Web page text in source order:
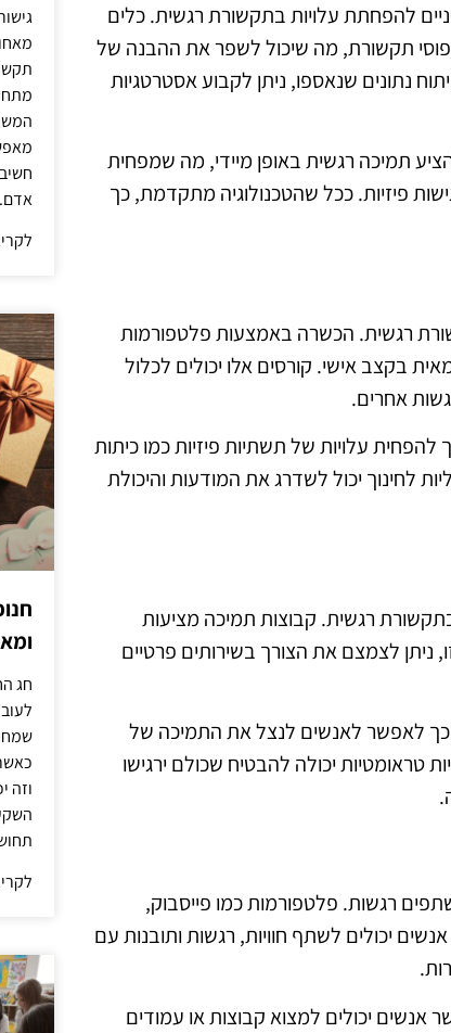
חדשניים להפחתת עלויות בתקשורת רגשית. כלים
תקשורת, מה שיכול לשפר את ההבנה של
נתונים שנאספו, ניתן לקבוע אסטרטגיות
תמיכה רגשית באופן מיידי, מה שמפחית
פיזיות. ככל שהטכנולוגיה מתקדמת, כך
רגשית. הכשרה באמצעות פלטפורמות
בקצב אישי. קורסים אלו יכולים לכלול
אחרים.
להפחית עלויות של תשתיות פיזיות כמו כיתות
לחינוך יכול לשדרג את המודעות והיכולת
רגשית. קבוצות תמיכה מציעות
לצמצם את הצורך בשירותים פרטיים
ובכך לאפשר לאנשים לנצל את התמיכה של
טראומטיות יכולה להבטיח שכולם ירגישו
רגשות. פלטפורמות כמו פייסבוק,
יכולים לשתף חוויות, רגשות ותובנות עם
יכולים למצוא קבוצות או עמודים
אדם.
חג
וזה